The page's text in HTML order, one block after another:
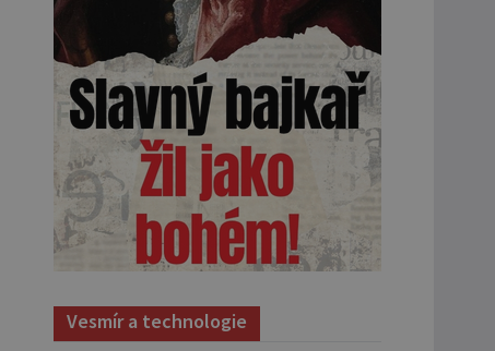
Vesmír a technologie